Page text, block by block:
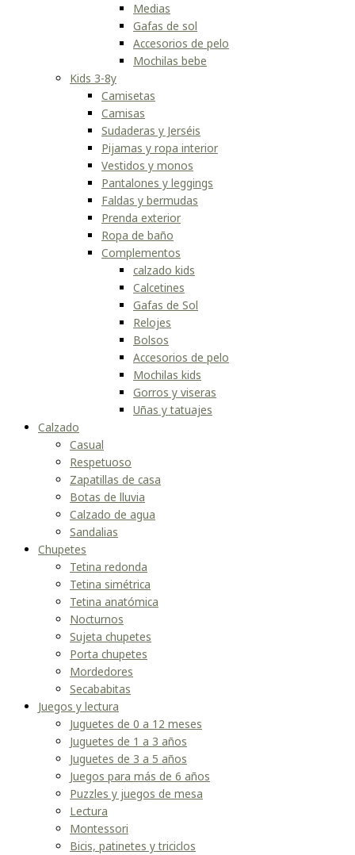
Medias
Gafas de sol
Accesorios de pelo
Mochilas bebe
Kids 3-8y
Camisetas
Camisas
Sudaderas y Jerséis
Pijamas y ropa interior
Vestidos y monos
Pantalones y leggings
Faldas y bermudas
Prenda exterior
Ropa de baño
Complementos
calzado kids
Calcetines
Gafas de Sol
Relojes
Bolsos
Accesorios de pelo
Mochilas kids
Gorros y viseras
Uñas y tatuajes
Calzado
Casual
Respetuoso
Zapatillas de casa
Botas de lluvia
Calzado de agua
Sandalias
Chupetes
Tetina redonda
Tetina simétrica
Tetina anatómica
Nocturnos
Sujeta chupetes
Porta chupetes
Mordedores
Secababitas
Juegos y lectura
Juguetes de 0 a 12 meses
Juguetes de 1 a 3 años
Juguetes de 3 a 5 años
Juegos para más de 6 años
Puzzles y juegos de mesa
Lectura
Montessori
Bicis, patinetes y triciclos